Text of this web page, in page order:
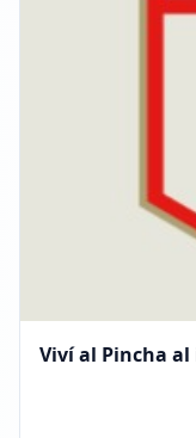
Viví al Pincha